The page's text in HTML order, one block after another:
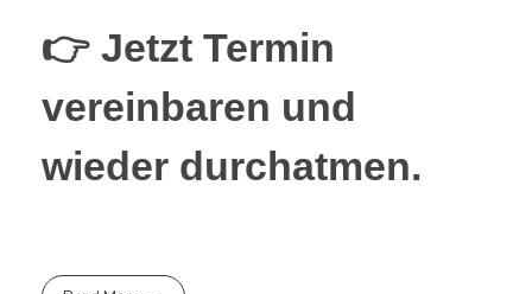
👉 Jetzt Termin
vereinbaren und
wieder durchatmen.